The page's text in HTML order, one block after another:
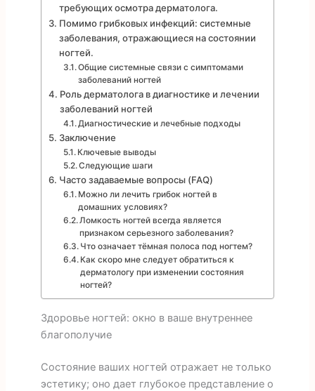
требующих осмотра дерматолога.
Помимо грибковых инфекций: системные
заболевания, отражающиеся на состоянии
ногтей.
Общие системные связи с симптомами
заболеваний ногтей
Роль дерматолога в диагностике и лечении
заболеваний ногтей
Диагностические и лечебные подходы
Заключение
Ключевые выводы
Следующие шаги
Часто задаваемые вопросы (FAQ)
Можно ли лечить грибок ногтей в
домашних условиях?
Ломкость ногтей всегда является
признаком серьезного заболевания?
Что означает тёмная полоса под ногтем?
Как скоро мне следует обратиться к
дерматологу при изменении состояния
ногтей?
Здоровье ногтей: окно в ваше внутреннее
благополучие
Состояние ваших ногтей отражает не только
эстетику; оно дает глубокое представление о